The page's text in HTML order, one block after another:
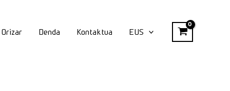
Orizar Denda Kontaktua EUS